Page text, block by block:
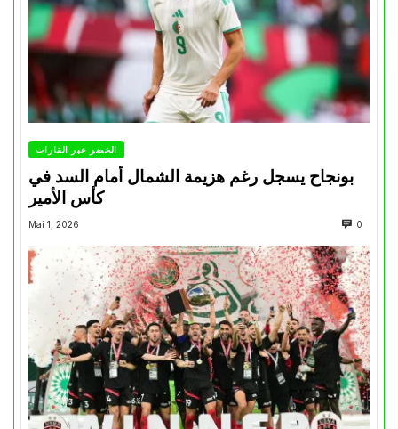
الخضر عبر القارات
بونجاح يسجل رغم هزيمة الشمال أمام السد في
كأس الأمير
Mai 1, 2026 0